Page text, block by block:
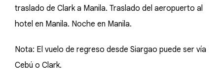
traslado de Clark a Manila. Traslado del aeropuerto al
hotel en Manila. Noche en Manila.
Nota: El vuelo de regreso desde Siargao puede ser vía
Cebú o Clark.